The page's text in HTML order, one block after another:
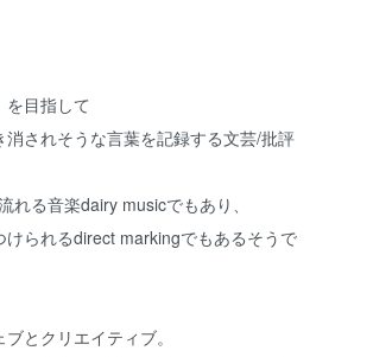
を目指して
消されそうな言葉を記録する文芸/批評
れる音楽dairy musicでもあり、
けられるdirect markingでもあるそうで
とクリエイティブ。